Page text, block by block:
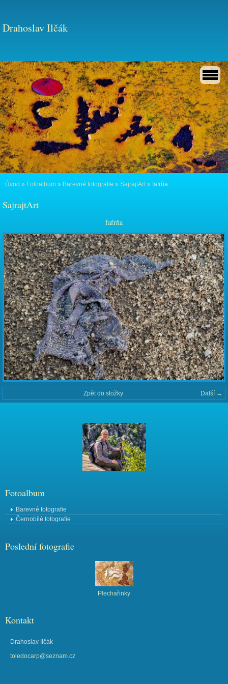
Drahoslav Ilčák
Úvod » Fotoalbum » Barevné fotografie » SajrajtArt» fafrňa
SajrajtArt
fafrňa
Další →
Zpět do složky
Fotoalbum
Barevné fotografie
Černobílé fotografie
Poslední fotografie
Plechařinky
Kontakt
Drahoslav Ilčák
toledocarp@seznam.cz